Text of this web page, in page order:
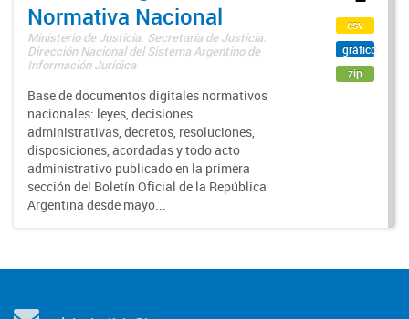
Normativa Nacional
Ministerio de Justicia. Secretaría de Justicia.
Dirección Nacional del Sistema Argentino de
Información Jurídica
Base de documentos digitales normativos
nacionales: leyes, decisiones
administrativas, decretos, resoluciones,
disposiciones, acordadas y todo acto
administrativo publicado en la primera
sección del Boletín Oficial de la República
Argentina desde mayo...
csv
gráfico
zip